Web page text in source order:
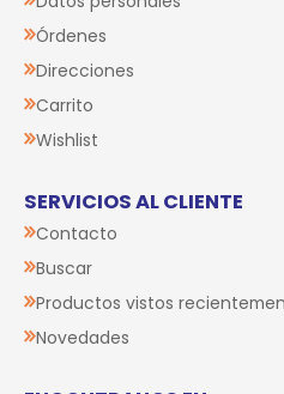
Órdenes
Direcciones
Carrito
Wishlist
SERVICIOS AL CLIENTE
Contacto
Buscar
Productos vistos
Novedades